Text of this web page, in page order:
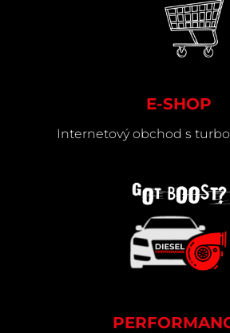
E-SHOP
Internetový obchod s